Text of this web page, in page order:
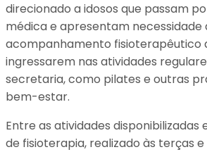
direcionado a idosos que passam
médica e apresentam necessidade
acompanhamento fisioterapêutico
ingressarem nas atividades
secretaria, como pilates e outras
bem-estar.
Entre as atividades disponibilizadas
de fisioterapia, realizado às terças